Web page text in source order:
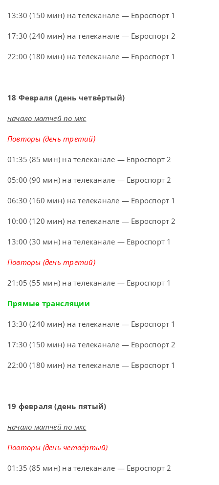
13:30 (150 мин) на телеканале — Евроспорт 1
17:30 (240 мин) на телеканале — Евроспорт 2
22:00 (180 мин) на телеканале — Евроспорт 1
18 Февраля (день четвёртый)
начало матчей по мкс
Повторы (день третий)
01:35 (85 мин) на телеканале — Евроспорт 2
05:00 (90 мин) на телеканале — Евроспорт 2
06:30 (160 мин) на телеканале — Евроспорт 1
10:00 (120 мин) на телеканале — Евроспорт 2
13:00 (30 мин) на телеканале — Евроспорт 1
Повторы (день третий)
21:05 (55 мин) на телеканале — Евроспорт 1
Прямые трансляции
13:30 (240 мин) на телеканале — Евроспорт 1
17:30 (150 мин) на телеканале — Евроспорт 2
22:00 (180 мин) на телеканале — Евроспорт 1
19 февраля (день пятый)
начало матчей по мкс
Повторы (день четвёртый)
01:35 (85 мин) на телеканале — Евроспорт 2